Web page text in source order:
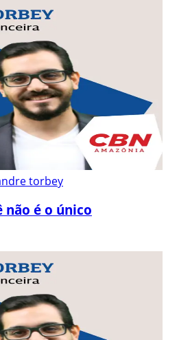
torbey
não é o único